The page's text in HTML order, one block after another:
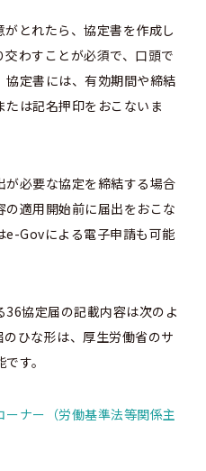
とれたら、協定書を作成し
わすことが必須で、口頭で
定書には、有効期間や締結
は記名押印をおこないま
が必要な協定を締結する場合
適用開始前に届出をおこな
e-Govによる電子申請も可能
協定届の記載内容は次のよ
ひな形は、厚生労働省のサ
す。
ーナー（労働基準法等関係主